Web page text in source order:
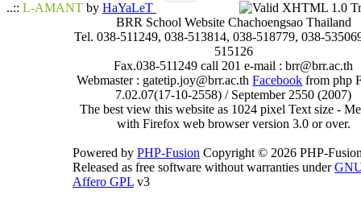
..:: L-AMANT by HaYaLeT
BRR School Website Chachoengsao Thailand
Tel. 038-511249, 038-513814, 038-518779, 038-
515126
Fax.038-511249 call 201 e-mail : brr@brr.ac.th
Webmaster : gatetip.joy@brr.ac.thFacebook from php
7.02.07(17-10-2558) / September 2550 (2007)
The best view this website as 1024 pixel Text size -
with Firefox web browser version 3.0 or over.
Powered by PHP-Fusion Copyright © 2026 PHP-
Released as free software without warranties under
Affero GPL v3